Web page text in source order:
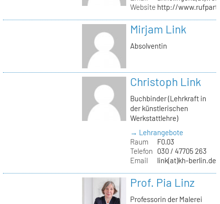
Website http://
Mirjam Link
Absolventin
Christoph Link
Buchbinder (Lehrkraft in
der künstlerischen
Werkstattlehre)
→ Lehrangebote
Raum
F0.03
Telefon
030 / 47705 263
Email
link(at)kh-berlin.de
Prof. Pia Linz
Professorin der Malerei